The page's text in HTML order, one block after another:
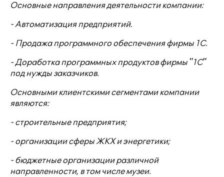
Основные направления деятельности компании:
- Автоматизация предприятий.
- Продажа программного обеспечения фирмы 1С.
- Доработка программных продуктов фирмы "1С"
под нужды заказчиков.
Основными клиентскими сегментами компании
являются:
- строительные предприятия;
- организации сферы ЖКХ и энергетики;
- бюджетные организации различной
направленности, в том числе музеи.